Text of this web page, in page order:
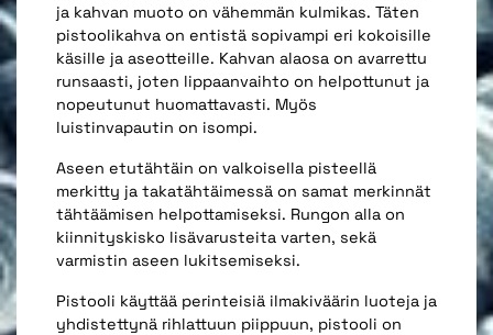
ja kahvan muoto on vähemmän kulmikas. Täten
pistoolikahva on entistä sopivampi eri kokoisille
käsille ja aseotteille. Kahvan alaosa on avarrettu
runsaasti, joten lippaanvaihto on helpottunut ja
nopeutunut huomattavasti. Myös
luistinvapautin on isompi.
Aseen etutähtäin on valkoisella pisteellä
merkitty ja takatähtäimessä on samat merkinnät
tähtäämisen helpottamiseksi. Rungon alla on
kiinnityskisko lisävarusteita varten, sekä
varmistin aseen lukitsemiseksi.
Pistooli käyttää perinteisiä ilmakiväärin luoteja ja
yhdistettynä rihlattuun piippuun, pistooli on